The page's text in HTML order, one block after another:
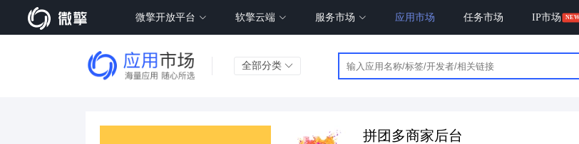
微擎开放平台 软擎云端 服务市场 应用市场 任务市场 IP市场
全部分类
拼团多商家后台